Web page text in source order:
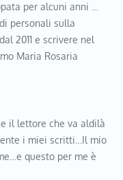
per alcuni anni …
personali sulla
2011 e scrivere nel
Maria Rosaria
il lettore che va aldilà
i miei scritti…Il mio
questo per me è